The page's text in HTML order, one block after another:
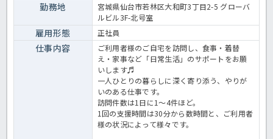
勤務地
宮城県仙台市若林区大和町3丁目2-5 グローバ
ルビル3F-北号室
雇用形態 正社員
仕事内容
ご利⽤者様のご⾃宅を訪問し、⾷事・着替
え・家事など「⽇常⽣活」のサポートをお願
いします♬
⼀⼈ひとりの暮らしに深く寄り添う、やりが
いのある仕事です。
訪問件数は1⽇に1～4件ほど。
1回の⽀援時間は30分から数時間と、ご利⽤者
様の状況によって様々です。